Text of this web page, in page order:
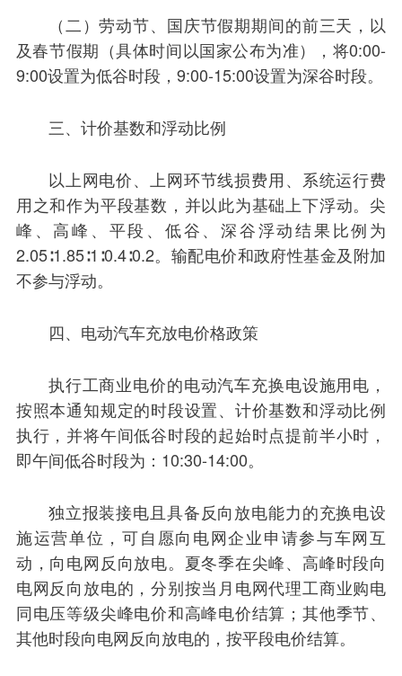
（二）劳动节、国庆节假期期间的前三天，以
及春节假期（具体时间以国家公布为准），将0:00-
9:00设置为低谷时段，9:00-15:00设置为深谷时段。
三、计价基数和浮动比例
以上网电价、上网环节线损费用、系统运行费
用之和作为平段基数，并以此为基础上下浮动。尖
峰、高峰、平段、低谷、深谷浮动结果比例为
2.05∶1.85∶1∶0.4∶0.2。输配电价和政府性基金及附加
不参与浮动。
四、电动汽车充放电价格政策
执行工商业电价的电动汽车充换电设施用电，
按照本通知规定的时段设置、计价基数和浮动比例
执行，并将午间低谷时段的起始时点提前半小时，
即午间低谷时段为：10:30-14:00。
独立报装接电且具备反向放电能力的充换电设
施运营单位，可自愿向电网企业申请参与车网互
动，向电网反向放电。夏冬季在尖峰、高峰时段向
电网反向放电的，分别按当月电网代理工商业购电
同电压等级尖峰电价和高峰电价结算；其他季节、
其他时段向电网反向放电的，按平段电价结算。